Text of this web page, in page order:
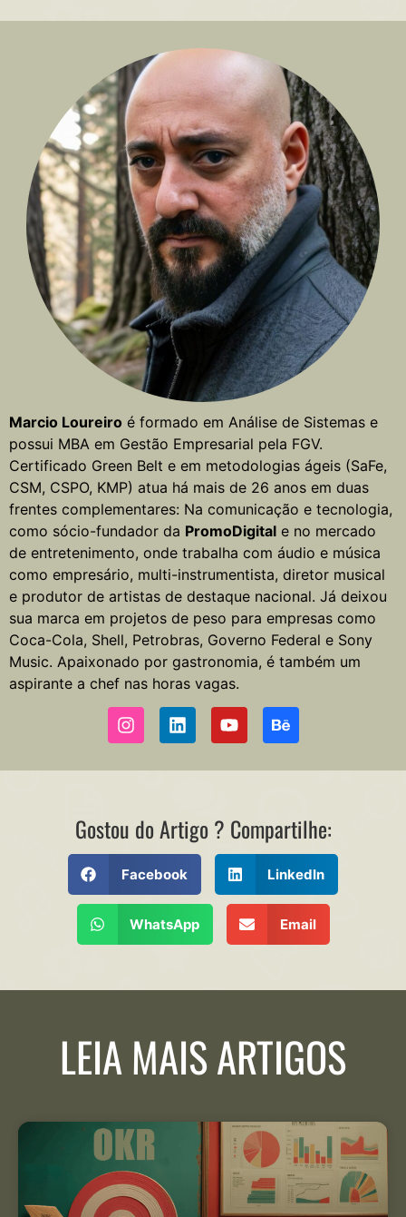
Marcio Loureiro é formado em Análise de Sistemas e
possui MBA em Gestão Empresarial pela FGV.
Certificado Green Belt e em metodologias ágeis (SaFe,
CSM, CSPO, KMP) atua há mais de 26 anos em duas
frentes complementares: Na comunicação e tecnologia,
como sócio-fundador da PromoDigital e no mercado
de entretenimento, onde trabalha com áudio e música
como empresário, multi-instrumentista, diretor musical
e produtor de artistas de destaque nacional. Já deixou
sua marca em projetos de peso para empresas como
Coca-Cola, Shell, Petrobras, Governo Federal e Sony
Music. Apaixonado por gastronomia, é também um
aspirante a chef nas horas vagas.
Gostou do Artigo ? Compartilhe:
Facebook LinkedIn
WhatsApp Email
LEIA MAIS ARTIGOS